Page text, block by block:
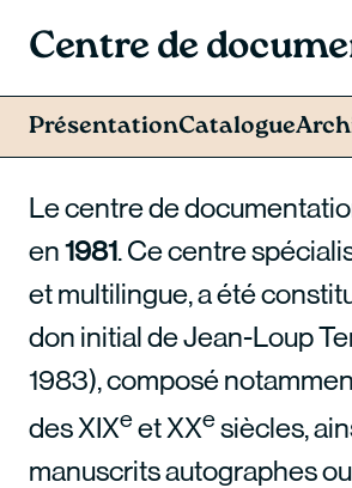
Centre de
PrésentationCatalogue
Le centre de
en1981. Ce centre
et multilingue, a été
don initial de Jean-Loup
1983), composé
des XIXeet XXesiècles,
manuscrits autographes ou